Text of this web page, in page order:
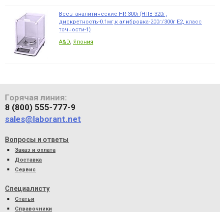
Весы аналитические HR-300i (НПВ-320г,
дискретность-0.1мг,к алибровка-200г/300г Е2, класс
точности-1)
A&D, Япония
Горячая линия:
8 (800) 555-777-9
sales@laborant.net
Вопросы и ответы
Заказ и оплата
Доставка
Сервис
Специалисту
Статьи
Справочники